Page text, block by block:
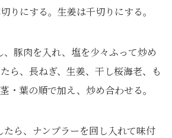
りにする。生姜は千切りにする。
豚肉を入れ、塩を少々ふって炒め
ら、長ねぎ、生姜、干し桜海老、も
・葉の順で加え、炒め合わせる。
ら、ナンプラーを回し入れて味付